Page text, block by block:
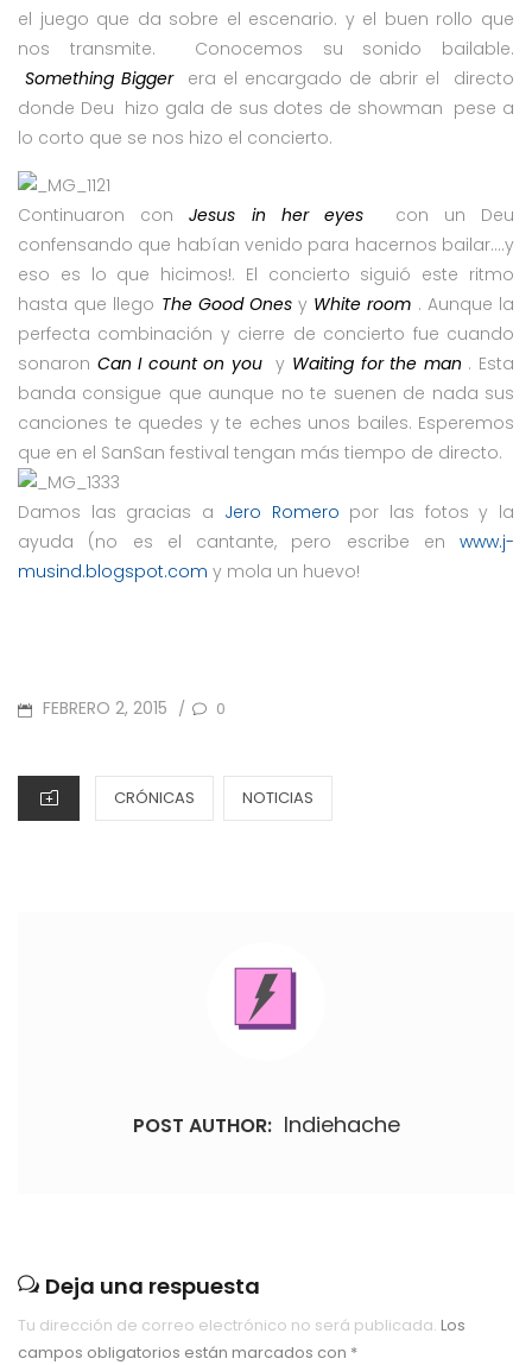
el juego que da sobre el escenario. y el buen rollo que
nos transmite. Conocemos su sonido bailable.
Something Biggerera el encargado de abrir el directo
donde Deu hizo gala de sus dotes de showman pese a
lo corto que se nos hizo el concierto.
Continuaron conJesus in her eyes con un Deu
confensando que habían venido para hacernos bailar….y
eso es lo que hicimos!. El concierto siguió este ritmo
hasta que llego The Good Onesy White room . Aunque la
perfecta combinación y cierre de concierto fue cuando
sonaron Can I count on you y Waiting for the man . Esta
banda consigue que aunque no te suenen de nada sus
canciones te quedes y te eches unos bailes. Esperemos
que en el SanSan festival tengan más tiempo de directo.
Damos las gracias a Jero Romero por las fotos y la
ayuda (no es el cantante, pero escribe en www.j-
musind.blogspot.com y mola un huevo!
POSTED
FEBRERO 2, 2015 / 0
CATEGORIES
CRÓNICAS NOTICIAS
POST AUTHOR: Indiehache
Deja una respuesta
Tu dirección de correo electrónico no será publicada. Los
campos obligatorios están marcados con *